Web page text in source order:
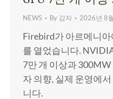
NEWS By 감자 2026년 8
Firebird가 아르메니아
를 열었습니다.
7만 개 이상과
자 의향, 실제 운영에
니다.